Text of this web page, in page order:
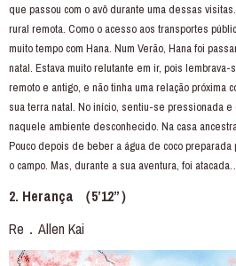
que passou com o avô durante uma dessas
rural remota. Como o acesso aos transportes
muito tempo com Hana. Num Verão, Hana foi
natal. Estava muito relutante em ir, pois
remoto e antigo, e não tinha uma relação próxima
sua terra natal. No início, sentiu-se pressionada e
naquele ambiente desconhecido. Na casa
Pouco depois de beber a água de coco
o campo. Mas, durante a sua aventura, foi
2. Herança （5’12”）
Re．Allen Kai